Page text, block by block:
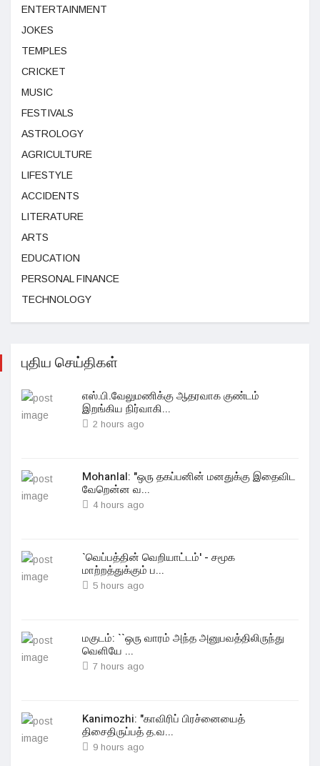
ENTERTAINMENT
JOKES
TEMPLES
CRICKET
MUSIC
FESTIVALS
ASTROLOGY
AGRICULTURE
LIFESTYLE
ACCIDENTS
LITERATURE
ARTS
EDUCATION
PERSONAL FINANCE
TECHNOLOGY
புதிய செய்திகள்
எஸ்.பி.வேலுமணிக்கு ஆதரவாக குண்டம்
இறங்கிய நிர்வாகி...
2 hours ago
Mohanlal: "ஒரு தகப்பனின் மனதுக்கு இதைவிட
வேறென்ன வ...
4 hours ago
`வெப்பத்தின் வெறியாட்டம்' - சமூக
மாற்றத்துக்கும் ப...
5 hours ago
மகுடம்: ``ஒரு வாரம் அந்த அனுபவத்திலிருந்து
வெளியே ...
7 hours ago
Kanimozhi: "காவிரிப் பிரச்னையைத்
திசைதிருப்பத் த.வ...
9 hours ago